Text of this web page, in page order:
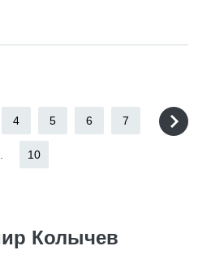
4 5 6 7
10
Колычев